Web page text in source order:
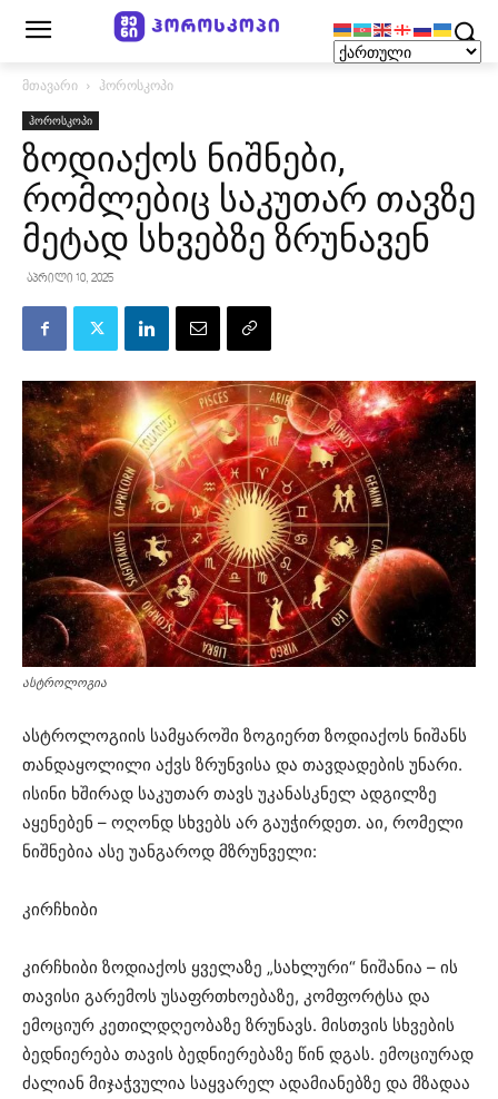
მთავარი ჰოროსკოპი
ჰოროსკოპი
ზოდიაქოს ნიშნები,
რომლებიც საკუთარ თავზე
მეტად სხვებზე ზრუნავენ
აპრილი 10, 2025
ასტროლოგია
ასტროლოგიის სამყაროში ზოგიერთ ზოდიაქოს ნიშანს
თანდაყოლილი აქვს ზრუნვისა და თავდადების უნარი.
ისინი ხშირად საკუთარ თავს უკანასკნელ ადგილზე
აყენებენ – ოღონდ სხვებს არ გაუჭირდეთ. აი, რომელი
ნიშნებია ასე უანგაროდ მზრუნველი:
კირჩხიბი
კირჩხიბი ზოდიაქოს ყველაზე „სახლური“ ნიშანია – ის
თავისი გარემოს უსაფრთხოებაზე, კომფორტსა და
ემოციურ კეთილდღეობაზე ზრუნავს. მისთვის სხვების
ბედნიერება თავის ბედნიერებაზე წინ დგას. ემოციურად
ძალიან მიჯაჭვულია საყვარელ ადამიანებზე და მზადაა